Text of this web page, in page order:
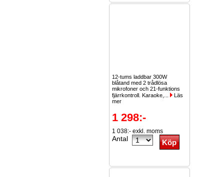
12-tums laddbar 300W
blåtand med 2 trådlösa
mikrofoner och 21-funktions
fjärrkontroll. Karaoke,...
Läs
mer
1 298:-
1 038:- exkl. moms
Antal